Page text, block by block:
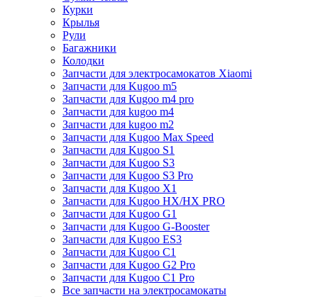
Курки
Крылья
Рули
Багажники
Колодки
Запчасти для электросамокатов Xiaomi
Запчасти для Kugoo m5
Запчасти для Кugoo m4 pro
Запчасти для kugoo m4
Запчасти для kugoo m2
Запчасти для Kugoo Max Speed
Запчасти для Kugoo S1
Запчасти для Kugoo S3
Запчасти для Kugoo S3 Pro
Запчасти для Kugoo X1
Запчасти для Kugoo HX/HX PRO
Запчасти для Kugoo G1
Запчасти для Kugoo G-Booster
Запчасти для Kugoo ES3
Запчасти для Kugoo C1
Запчасти для Kugoo G2 Pro
Запчасти для Kugoo C1 Pro
Все запчасти на электросамокаты